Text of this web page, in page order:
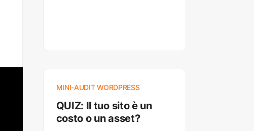
MINI-AUDIT WORDPRESS
QUIZ: Il tuo sito è un
costo o un asset?